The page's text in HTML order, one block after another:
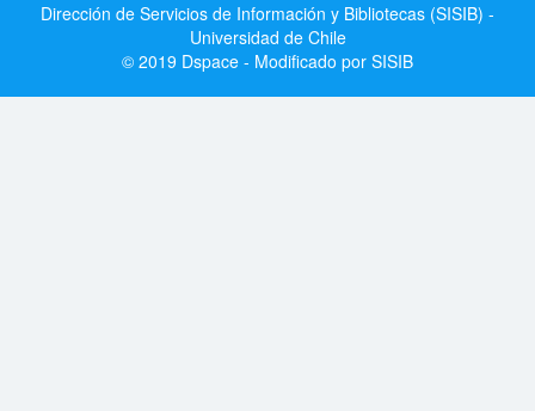
Dirección de Servicios de Información y Bibliotecas (SISIB) -
Universidad de Chile
© 2019 Dspace - Modificado por SISIB